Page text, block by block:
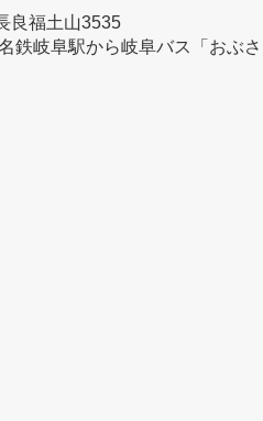
良福土山3535
鉄岐阜駅から岐阜バス「おぶ